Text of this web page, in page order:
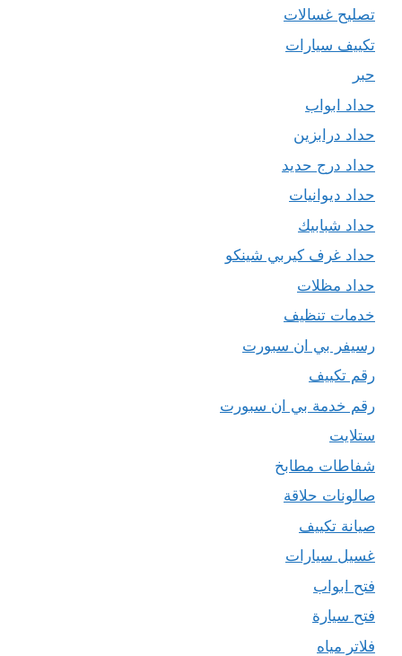
تصليح غسالات
تكييف سيارات
حبر
حداد ابواب
حداد درابزين
حداد درج حديد
حداد ديوانيات
حداد شبابيك
حداد غرف كيربي شينكو
حداد مظلات
خدمات تنظيف
رسيفر بي ان سبورت
رقم تكييف
رقم خدمة بي ان سبورت
ستلايت
شفاطات مطابخ
صالونات حلاقة
صيانة تكييف
غسيل سيارات
فتح ابواب
فتح سيارة
فلاتر مياه